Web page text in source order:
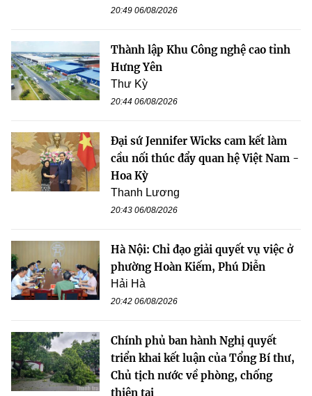
20:49 06/08/2026
Thành lập Khu Công nghệ cao tỉnh
Hưng Yên
Thư Kỳ
20:44 06/08/2026
Đại sứ Jennifer Wicks cam kết làm
cầu nối thúc đẩy quan hệ Việt Nam -
Hoa Kỳ
Thanh Lương
20:43 06/08/2026
Hà Nội: Chỉ đạo giải quyết vụ việc ở
phường Hoàn Kiếm, Phú Diễn
Hải Hà
20:42 06/08/2026
Chính phủ ban hành Nghị quyết
triển khai kết luận của Tổng Bí thư,
Chủ tịch nước về phòng, chống
thiên tai